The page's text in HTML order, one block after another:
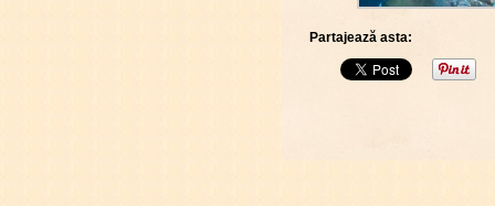
Partajează asta: